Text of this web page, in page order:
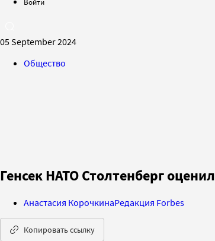
Войти
05 September 2024
Общество
Генсек НАТО Столтенберг
Анастасия КорочкинаРедакция Forbes
Копировать ссылку